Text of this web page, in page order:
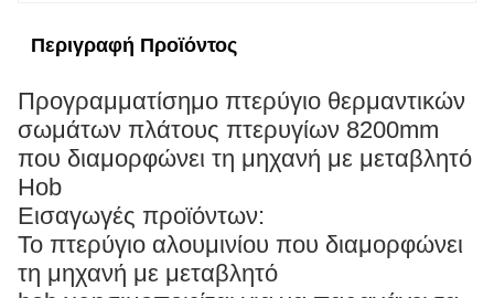
Περιγραφή Προϊόντος
Προγραμματίσημο πτερύγιο θερμαντικών
σωμάτων πλάτους πτερυγίων 8200mm
που διαμορφώνει τη μηχανή με μεταβλητό
Hob
Εισαγωγές προϊόντων:
Το πτερύγιο αλουμινίου που διαμορφώνει
τη μηχανή με μεταβλητό